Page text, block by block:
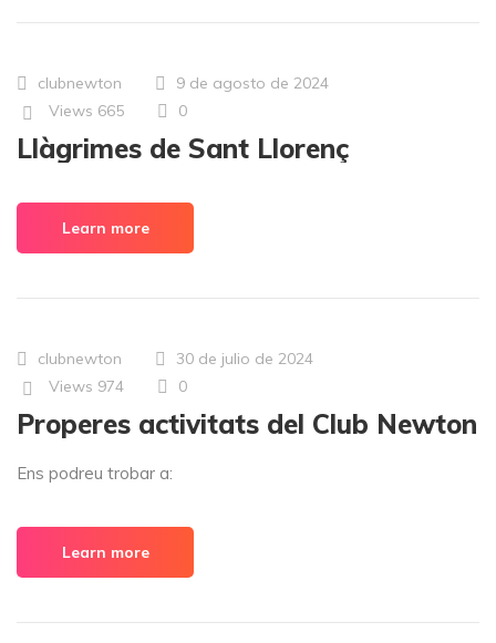
clubnewton
9 de agosto de 2024
Views 665 0
Llàgrimes de Sant Llorenç
Learn more
clubnewton
30 de julio de 2024
Views 974 0
Properes activitats del Club Newton
Ens podreu trobar a:
Learn more